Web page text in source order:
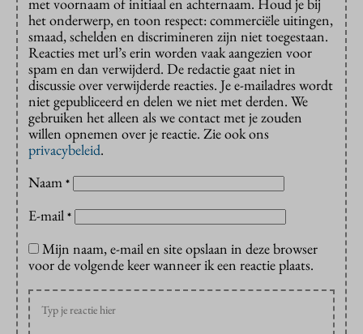
met voornaam of initiaal en achternaam. Houd je bij
het onderwerp, en toon respect: commerciële uitingen,
smaad, schelden en discrimineren zijn niet toegestaan.
Reacties met url’s erin worden vaak aangezien voor
spam en dan verwijderd. De redactie gaat niet in
discussie over verwijderde reacties. Je e-mailadres wordt
niet gepubliceerd en delen we niet met derden. We
gebruiken het alleen als we contact met je zouden
willen opnemen over je reactie. Zie ook ons
privacybeleid.
Naam *
E-mail *
Mijn naam, e-mail en site opslaan in deze browser
voor de volgende keer wanneer ik een reactie plaats.